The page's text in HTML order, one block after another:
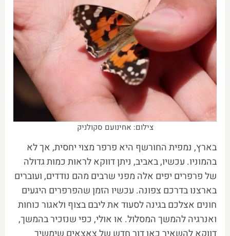
צילום: אחינועם סקולניק
בארץ, נמפית החורשף היא פרפר מצוי יחסית, אך לא
בהמוניו. עכשיו, באביב, ניתן דווקא לראות כמות גדולה
של פרפרים יפים אלה מפני שרבים מהם נודדים, ועוברים
בארצנו בדרכם צפונה. עכשיו הזמן שהפרפרים היגעים
חונים אצלכם בגינה לסעוד את ליבם בצוף ולאגור כוחות
ואנרגיה להמשך המסלול. או אולי, כפי שנזכיר בהמשך,